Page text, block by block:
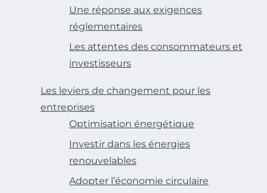
Une réponse aux exigences
réglementaires
Les attentes des consommateurs et
investisseurs
Les leviers de changement pour les
entreprises
Optimisation énergétique
Investir dans les énergies
renouvelables
Adopter l’économie circulaire